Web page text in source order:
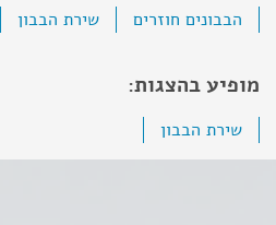
הבבונים חוזרים שירת הבבון
מופיע בהצגות:
שירת הבבון